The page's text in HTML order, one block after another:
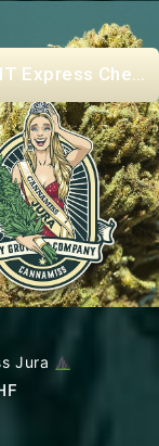
Express
Jura